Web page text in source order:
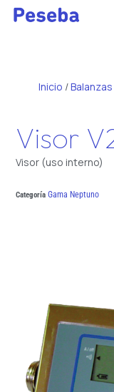
Inicio /
Visor
Visor (uso interno)
Categoría Gama Neptuno